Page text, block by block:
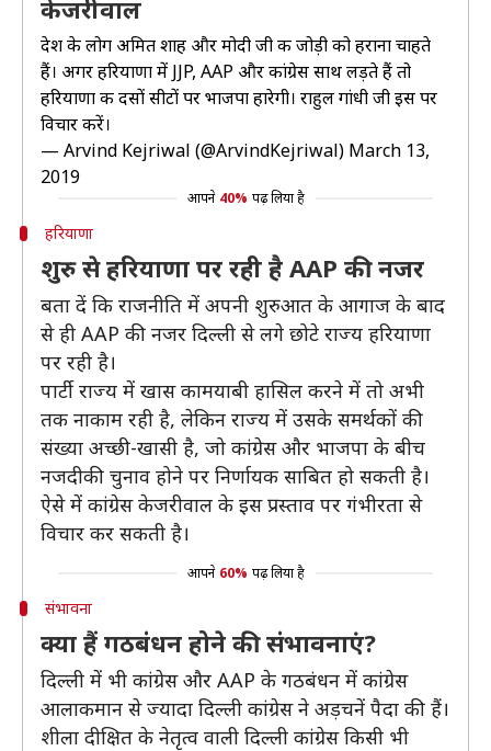
केजरीवाल
देश के लोग अमित शाह और मोदी जी की जोड़ी को हराना चाहते
हैं। अगर हरियाणा में JJP, AAP और कांग्रेस साथ लड़ते हैं तो
हरियाणा की दसों सीटों पर भाजपा हारेगी। राहुल गांधी जी इस पर
विचार करें।
— Arvind Kejriwal (@ArvindKejriwal) March 13,
2019
आपने 40% पढ़ लिया है
हरियाणा
शुरु से हरियाणा पर रही है AAP की नजर
बता दें कि राजनीति में अपनी शुरुआत के आगाज के बाद
से ही AAP की नजर दिल्ली से लगे छोटे राज्य हरियाणा
पर रही है।
पार्टी राज्य में खास कामयाबी हासिल करने में तो अभी
तक नाकाम रही है, लेकिन राज्य में उसके समर्थकों की
संख्या अच्छी-खासी है, जो कांग्रेस और भाजपा के बीच
नजदीकी चुनाव होने पर निर्णायक साबित हो सकती है।
ऐसे में कांग्रेस केजरीवाल के इस प्रस्ताव पर गंभीरता से
विचार कर सकती है।
आपने 60% पढ़ लिया है
संभावना
क्या हैं गठबंधन होने की संभावनाएं?
दिल्ली में भी कांग्रेस और AAP के गठबंधन में कांग्रेस
आलाकमान से ज्यादा दिल्ली कांग्रेस ने अड़चनें पैदा की हैं।
शीला दीक्षित के नेतृत्व वाली दिल्ली कांग्रेस किसी भी